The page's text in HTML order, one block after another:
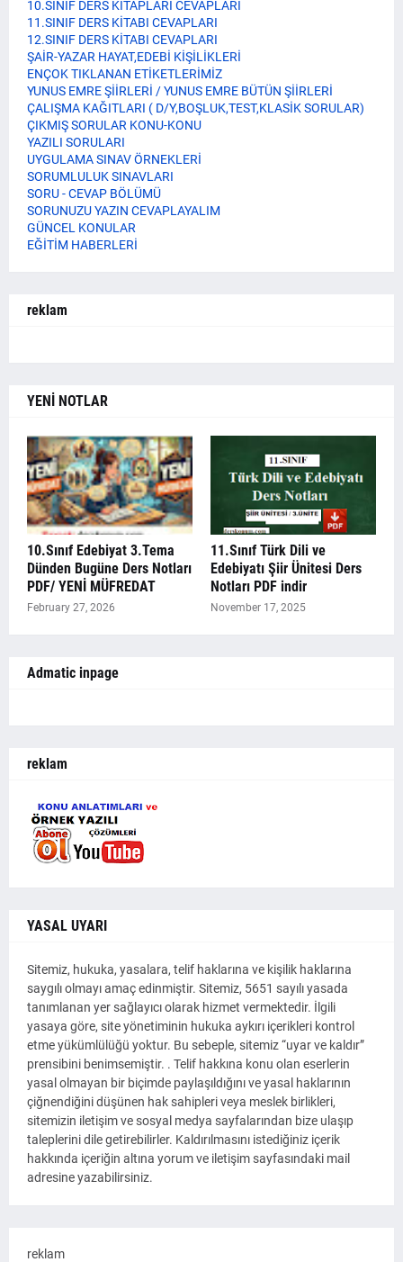
10.SINIF DERS KİTAPLARI CEVAPLARI
11.SINIF DERS KİTABI CEVAPLARI
12.SINIF DERS KİTABI CEVAPLARI
ŞAİR-YAZAR HAYAT,EDEBİ KİŞİLİKLERİ
ENÇOK TIKLANAN ETİKETLERİMİZ
YUNUS EMRE ŞİİRLERİ / YUNUS EMRE BÜTÜN ŞİİRLERİ
ÇALIŞMA KAĞITLARI ( D/Y,BOŞLUK,TEST,KLASİK SORULAR)
ÇIKMIŞ SORULAR KONU-KONU
YAZILI SORULARI
UYGULAMA SINAV ÖRNEKLERİ
SORUMLULUK SINAVLARI
SORU - CEVAP BÖLÜMÜ
SORUNUZU YAZIN CEVAPLAYALIM
GÜNCEL KONULAR
EĞİTİM HABERLERİ
reklam
YENİ NOTLAR
10.Sınıf Edebiyat 3.Tema
Dünden Bugüne Ders Notları
PDF/ YENİ MÜFREDAT
February 27, 2026
11.Sınıf Türk Dili ve
Edebiyatı Şiir Ünitesi Ders
Notları PDF indir
November 17, 2025
Admatic inpage
reklam
YASAL UYARI
Sitemiz, hukuka, yasalara, telif haklarına ve kişilik haklarına
saygılı olmayı amaç edinmiştir. Sitemiz, 5651 sayılı yasada
tanımlanan yer sağlayıcı olarak hizmet vermektedir. İlgili
yasaya göre, site yönetiminin hukuka aykırı içerikleri kontrol
etme yükümlülüğü yoktur. Bu sebeple, sitemiz “uyar ve kaldır”
prensibini benimsemiştir. . Telif hakkına konu olan eserlerin
yasal olmayan bir biçimde paylaşıldığını ve yasal haklarının
çiğnendiğini düşünen hak sahipleri veya meslek birlikleri,
sitemizin iletişim ve sosyal medya sayfalarından bize ulaşıp
taleplerini dile getirebilirler. Kaldırılmasını istediğiniz içerik
hakkında içeriğin altına yorum ve iletişim sayfasındaki mail
adresine yazabilirsiniz.
reklam